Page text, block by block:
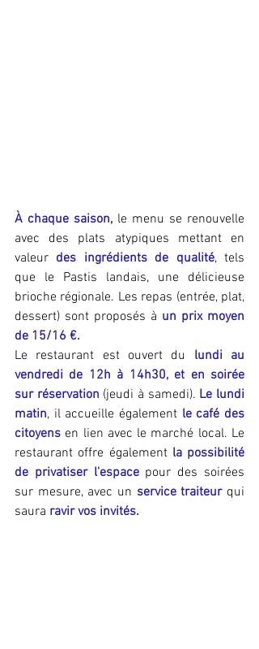
À chaque saison, le menu se renouvelle
avec des plats atypiques mettant en
valeur des ingrédients de qualité, tels
que le Pastis landais, une délicieuse
brioche régionale. Les repas (entrée, plat,
dessert) sont proposés à un prix moyen
de 15/16 €.
Le restaurant est ouvert du lundi au
vendredi de 12h à 14h30, et en soirée
sur réservation (jeudi à samedi). Le lundi
matin, il accueille également le café des
citoyens en lien avec le marché local. Le
restaurant offre également la possibilité
de privatiser l'espace pour des soirées
sur mesure, avec un service traiteur qui
saura ravir vos invités.